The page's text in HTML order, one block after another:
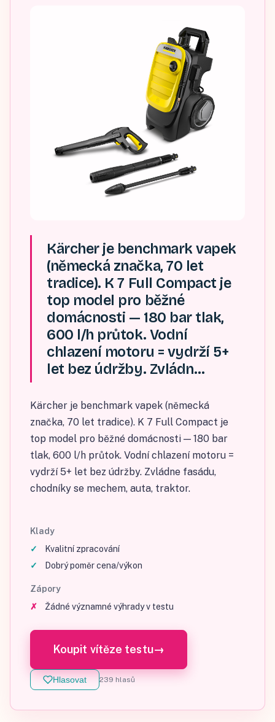
Kärcher je benchmark vapek
(německá značka, 70 let
tradice). K 7 Full Compact je
top model pro běžné
domácnosti — 180 bar tlak,
600 l/h průtok. Vodní
chlazení motoru = vydrží 5+
let bez údržby. Zvládn…
Kärcher je benchmark vapek (německá
značka, 70 let tradice). K 7 Full Compact je
top model pro běžné domácnosti — 180 bar
tlak, 600 l/h průtok. Vodní chlazení motoru =
vydrží 5+ let bez údržby. Zvládne fasádu,
chodníky se mechem, auta, traktor.
Klady
Kvalitní zpracování
Dobrý poměr cena/výkon
Zápory
Žádné významné výhrady v testu
Koupit vítěze testu→
Hlasovat 239 hlasů